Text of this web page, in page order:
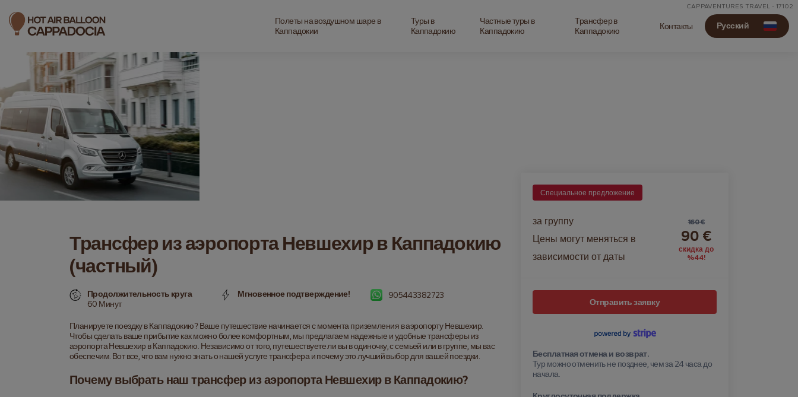
CAPPAVENTURES TRAVEL - 17102
Полеты на воздушном шаре в
Каппадокии
Туры в
Каппадокию
Частные туры в
Каппадокию
Трансфер в
Каппадокию
Контакты Русский
Трансфер из аэропорта Невшехир в Каппадокию
(частный)
Продолжительность круга
60 Минут
Мгновенное подтверждение! 905443382723
Планируете поездку в Каппадокию? Ваше путешествие начинается с момента приземления в аэропорту Невшехир.
Чтобы сделать ваше прибытие как можно более комфортным, мы предлагаем надежные и удобные трансферы из
аэропорта Невшехир в Каппадокию. Независимо от того, путешествуете ли вы в одиночку, с семьей или в группе, мы вас
обеспечим. Вот все, что вам нужно знать о нашей услуге трансфера и почему это лучший выбор для вашей поездки.
Почему выбрать наш трансфер из аэропорта Невшехир в Каппадокию?
Специальное предложение
за группу
Цены могут меняться в
зависимости от даты
160 €
90 €
скидка до
%44!
Отправить заявку
Бесплатная отмена и возврат.
Тур можно отменить не позднее, чем за 24 часа до
начала.